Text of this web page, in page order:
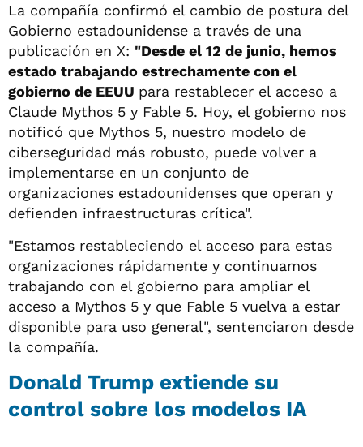
La compañía confirmó el cambio de postura del
Gobierno estadounidense a través de una
publicación en X: "Desde el 12 de junio, hemos
estado trabajando estrechamente con el
gobierno de EEUU para restablecer el acceso a
Claude Mythos 5 y Fable 5. Hoy, el gobierno nos
notificó que Mythos 5, nuestro modelo de
ciberseguridad más robusto, puede volver a
implementarse en un conjunto de
organizaciones estadounidenses que operan y
defienden infraestructuras crítica".
"Estamos restableciendo el acceso para estas
organizaciones rápidamente y continuamos
trabajando con el gobierno para ampliar el
acceso a Mythos 5 y que Fable 5 vuelva a estar
disponible para uso general", sentenciaron desde
la compañía.
Donald Trump extiende su
control sobre los modelos IA